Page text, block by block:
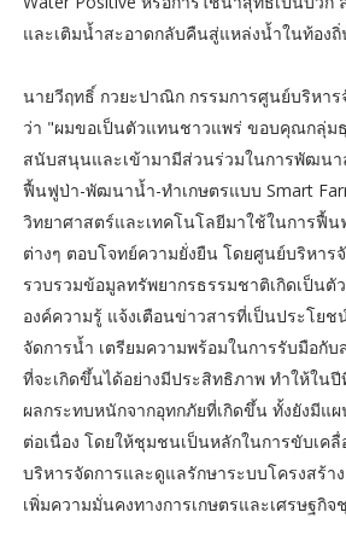
และเติมน้ำสะอาดกลับคืนสู่แหล่งน้ำในท้องถิ่
นายวีฤทธิ์ กวยะปาณิก กรรมการศูนย์บริหาร
ว่า "ผมขอเป็นตัวแทนชาวแพร่ ขอบคุณกลุ่มธุ
สนับสนุนและเข้ามามีส่วนร่วมในการพัฒน
ฟื้นฟูป่า-พัฒนาน้ำ-ทำเกษตรแบบ Smart
วิทยาศาสตร์และเทคโนโลยีมาใช้ในการฟื้
ต่างๆ ตอบโจทย์ความยั่งยืน โดยศูนย์บริหาร
รวบรวมข้อมูลทรัพยากรธรรมชาติเกิดเป็นตั
องค์ความรู้ แจ้งเตือนข่าวสารที่เป็นประโยช
จัดการน้ำ เตรียมความพร้อมในการรับมือกั
ที่จะเกิดขึ้นได้อย่างมีประสิทธิภาพ ทำให้ใน
ผลกระทบหนักจากอุทกภัยที่เกิดขึ้น ทั้งยังมีแ
ต่อเนื่อง โดยให้ชุมชนเป็นหลักในการขับเค
บริหารจัดการและดูแลรักษาระบบโครงสร้า
เพิ่มความมั่นคงทางการเกษตรและเศรษฐกิ